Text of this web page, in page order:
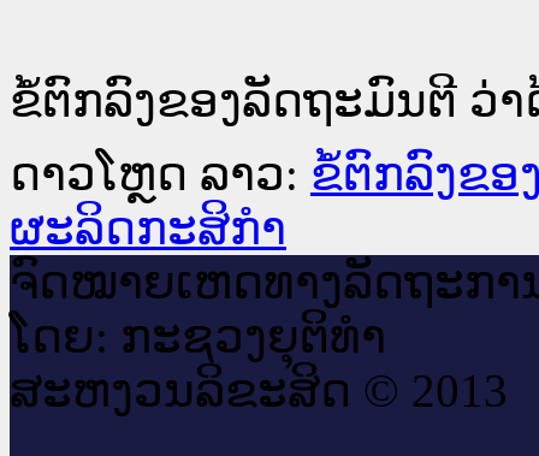
ຂໍ້ຕົກລົງຂອງລັດຖະມົນຕີ ວ່
ດາວໂຫຼດ ລາວ: ຂໍ້ຕົກລົງຂອ
ຜະລິດກະສິກໍາ
ຈົດ​ໝາຍ​ເຫດ​ທາງ​ລັດ​ຖະ​ກາ
ໂດຍ: ກະ​ຊວງຍຸ​ຕິ​ທຳ
ສະ​ຫງວນ​ລິ​ຂະ​ສິດ © 2013